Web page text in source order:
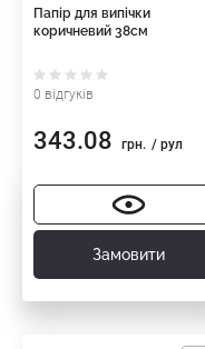
Папір для випічки
коричневий 38см
0 відгуків
343.08 грн. / рул
Замовити